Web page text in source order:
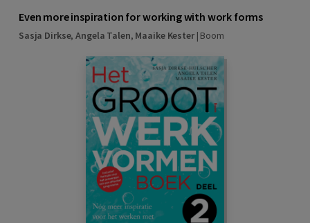
Even more inspiration for working with work forms
Sasja Dirkse,Angela Talen, Maaike Kester| Boom